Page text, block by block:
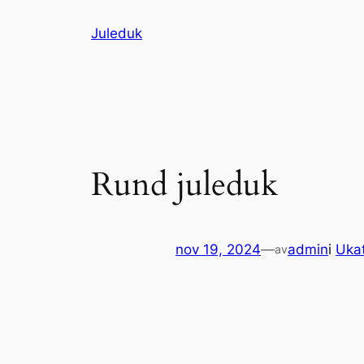
Juleduk
Rund juleduk
nov 19, 2024—avadmini